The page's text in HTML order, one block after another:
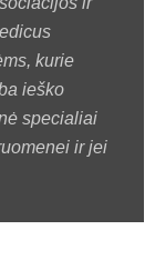
kurie
ieško
specialiai
ir jei